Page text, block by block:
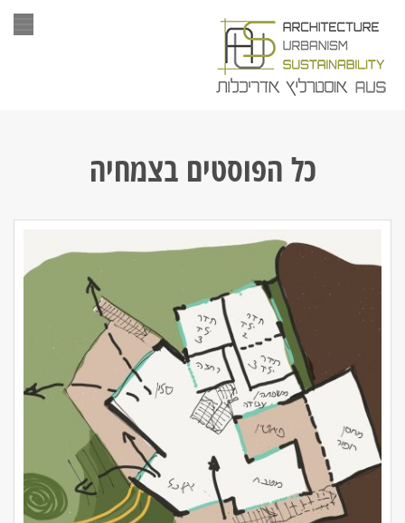
כל הפוסטים בצמחיה